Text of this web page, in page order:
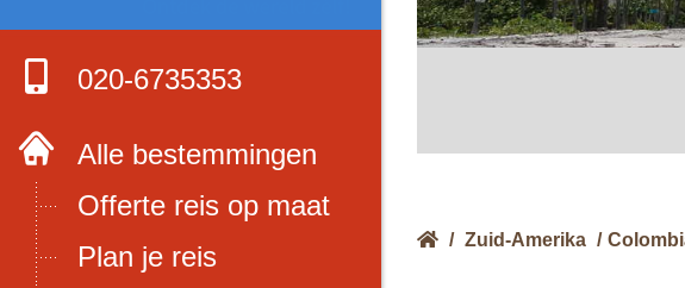
020-6735353
Alle bestemmingen
Offerte reis op maat
Plan je reis
/ Zuid-Amerika /